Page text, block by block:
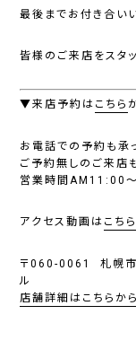
最後までお付き合い
皆様のご来店をスタ
▼来店予約は こちら
お電話での予約も承
ご予約無しのご来店
営業時間AM11:00
アクセス動画は こちら
〒060-0061 札幌
ル
店舗詳細はこちらから